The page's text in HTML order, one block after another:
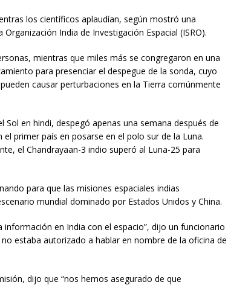
los científicos aplaudían, según mostró una
India de Investigación Espacial (ISRO).
mientras que miles más se congregaron en una
para presenciar el despegue de la sonda, cuyo
causar perturbaciones en la Tierra comúnmente
en hindi, despegó apenas una semana después de
primer país en posarse en el polo sur de la Luna.
el Chandrayaan-3 indio superó al Luna-25 para
para que las misiones espaciales indias
mundial dominado por Estados Unidos y China.
información en India con el espacio”, dijo un funcionario
estaba autorizado a hablar en nombre de la oficina de
dijo que “nos hemos asegurado de que